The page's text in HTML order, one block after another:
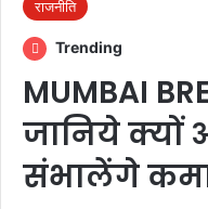
राजनीति
Trending
MUMBAI
जानिये क्यों
संभालेंगे